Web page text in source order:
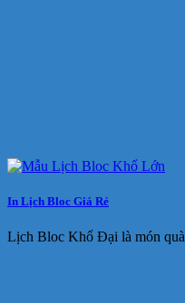
In Lịch Bloc Giá Rẻ
Lịch Bloc Khổ Đại là món